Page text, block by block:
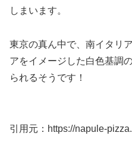
しまいます。
東京の真ん中で、南イタリ
アをイメージした白色基調
られるそうです！
引用元：https://napule-